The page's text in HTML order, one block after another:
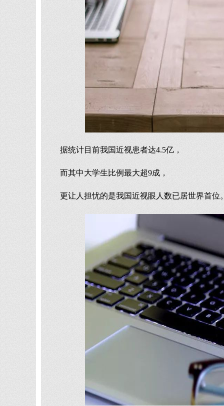
据统计目前我国近视患者达4.5亿，
而其中大学生比例最大超9成，
更让人担忧的是我国近视眼人数已居世界首位